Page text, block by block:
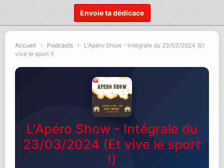
Envoie ta dédicace
Accueil › Podcasts ›
L'Apéro Show - Intégrale du 23/03/2024 (Et
vive le sport !)
L'Apéro Show - Intégrale du
23/03/2024 (Et vive le sport
!)